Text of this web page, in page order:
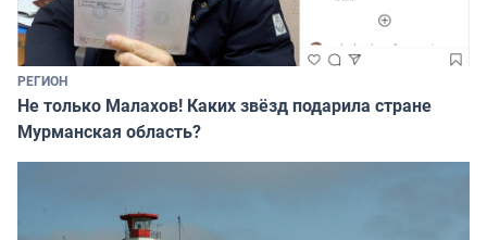
РЕГИОН
Не только Малахов! Каких звёзд подарила стране
Мурманская область?